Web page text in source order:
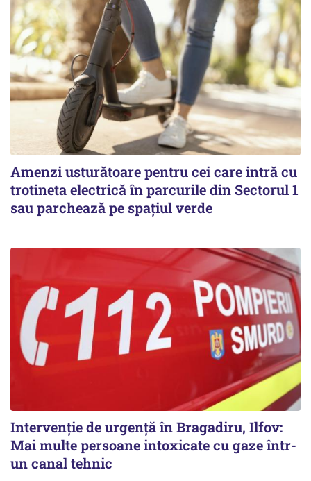
Amenzi usturătoare pentru cei care intră cu
trotineta electrică în parcurile din Sectorul 1
sau parchează pe spațiul verde
Intervenție de urgență în Bragadiru, Ilfov:
Mai multe persoane intoxicate cu gaze într-
un canal tehnic